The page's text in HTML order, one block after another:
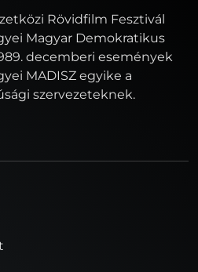
Rövidfilm Fesztivál
Magyar Demokratikus
decemberi események
MADISZ egyike a
szervezeteknek.